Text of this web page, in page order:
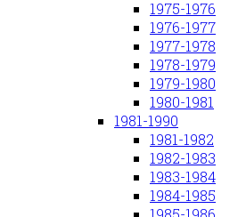
1975-1976
1976-1977
1977-1978
1978-1979
1979-1980
1980-1981
1981-1990
1981-1982
1982-1983
1983-1984
1984-1985